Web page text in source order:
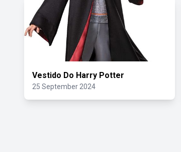
Vestido Do Harry Potter
25 September 2024